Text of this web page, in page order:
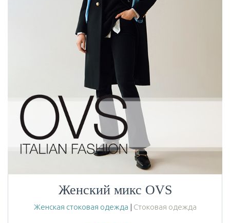
Женский микс OVS
Женская стоковая одежда | Стоковая одежда